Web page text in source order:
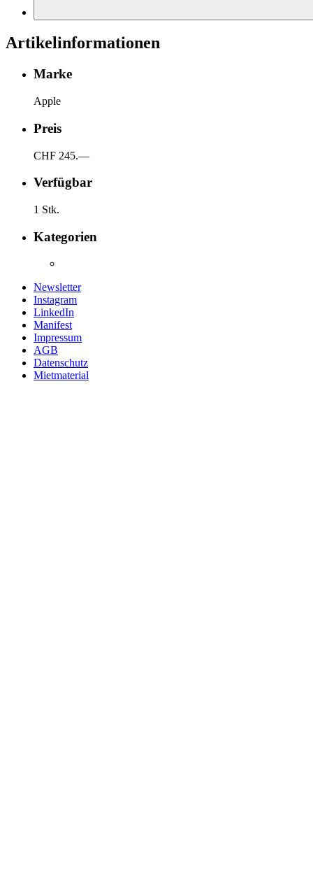
Artikelinformationen
Marke
Apple
Preis
CHF 245.—
Verfügbar
1 Stk.
Kategorien
Newsletter
Instagram
LinkedIn
Manifest
Impressum
AGB
Datenschutz
Mietmaterial